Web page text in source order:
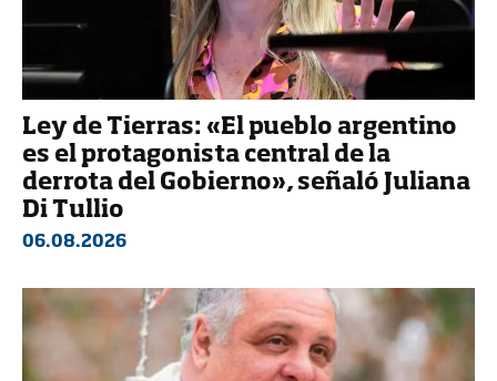
Ley de Tierras: «El pueblo argentino
es el protagonista central de la
derrota del Gobierno», señaló Juliana
Di Tullio
06.08.2026